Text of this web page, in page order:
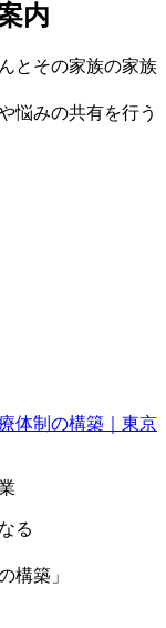
内
とその家族の家族
悩みの共有を行う
る
構築」